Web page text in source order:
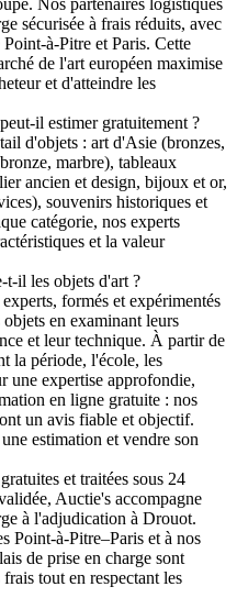
Nos partenaires logistiques
sécurisée à frais réduits, avec
à-Pitre et Paris. Cette
de l'art européen maximise
et d'atteindre les
il estimer gratuitement ?
d'objets : art d'Asie (bronzes,
marbre), tableaux
ancien et design, bijoux et or,
souvenirs historiques et
catégorie, nos experts
et la valeur
t-il les objets d'art ?
formés et expérimentés
en examinant leurs
et leur technique. À partir de
la période, l'école, les
une expertise approfondie,
en ligne gratuite : nos
un avis fiable et objectif.
estimation et vendre son
et traitées sous 24
Auctie's accompagne
à l'adjudication à Drouot.
Point-à-Pitre–Paris et à nos
de prise en charge sont
tout en respectant les